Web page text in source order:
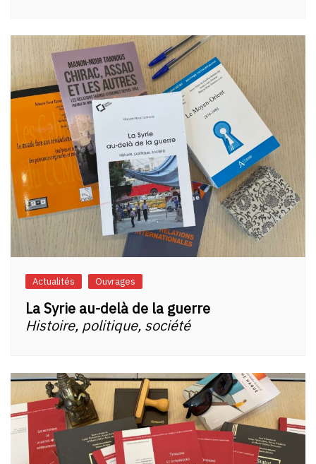
Actualités Ouvrages
La Syrie au-delà de la guerre
Histoire, politique, société